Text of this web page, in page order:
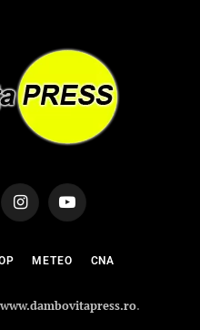
InstagramYouTube
METEO CNA
www.dambovitapress.ro.